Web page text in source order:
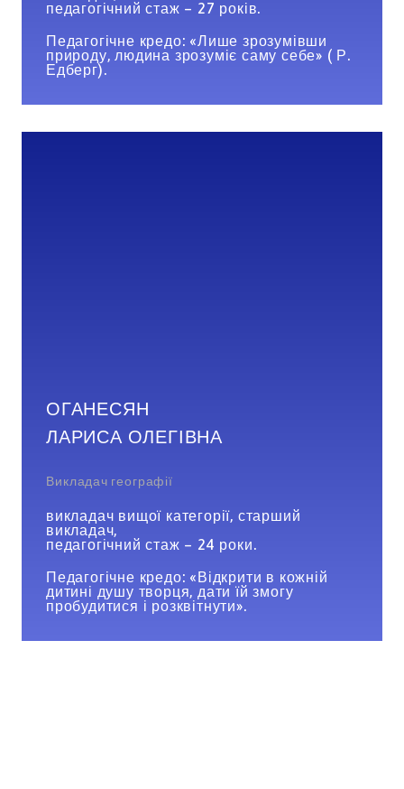
педагогічний стаж – 27 років.
Педагогічне кредо: «Лише зрозумівши
природу, людина зрозуміє саму себе» ( Р.
Едберг).
ОГАНЕСЯН
ЛАРИСА ОЛЕГІВНА
Викладач географії
викладач вищої категорії, старший
викладач,
педагогічний стаж – 24 роки.
Педагогічне кредо: «Відкрити в кожній
дитині душу творця, дати їй змогу
пробудитися і розквітнути».